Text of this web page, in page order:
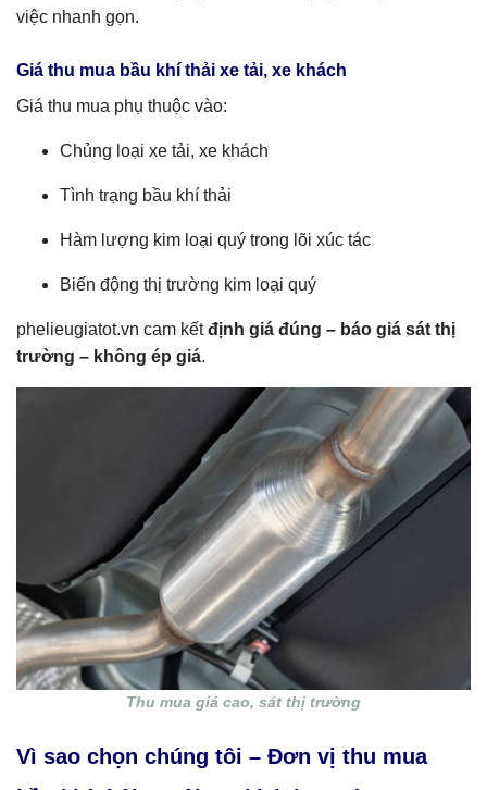
việc nhanh gọn.
Giá thu mua bầu khí thải xe tải, xe khách
Giá thu mua phụ thuộc vào:
Chủng loại xe tải, xe khách
Tình trạng bầu khí thải
Hàm lượng kim loại quý trong lõi xúc tác
Biến động thị trường kim loại quý
phelieugiatot.vn cam kếtđịnh giá đúng – báo giá sát thị
trường – không ép giá.
Thu mua giá cao, sát thị trường
Vì sao chọn chúng tôi – Đơn vị thu mua